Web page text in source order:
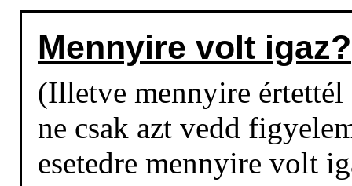
Mennyire volt igaz?
(Illetve mennyire
ne csak azt vedd
esetedre mennyire volt